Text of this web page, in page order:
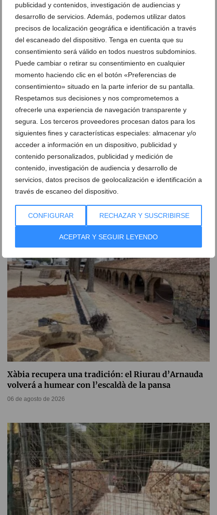
publicidad y contenidos, investigación de audiencias y
desarrollo de servicios. Además, podemos utilizar datos
precisos de localización geográfica e identificación a través
del escaneado del dispositivo. Tenga en cuenta que su
consentimiento será válido en todos nuestros subdominios.
Puede cambiar o retirar su consentimiento en cualquier
momento haciendo clic en el botón «Preferencias de
consentimiento» situado en la parte inferior de su pantalla.
Respetamos sus decisiones y nos comprometemos a
ofrecerle una experiencia de navegación transparente y
segura. Los terceros proveedores procesan datos para los
siguientes fines y características especiales: almacenar y/o
acceder a información en un dispositivo, publicidad y
contenido personalizados, publicidad y medición de
contenido, investigación de audiencia y desarrollo de
servicios, datos precisos de geolocalización e identificación a
través de escaneo del dispositivo.
CONFIGURAR RECHAZAR Y SUSCRIBIRSE
ACEPTAR Y SEGUIR LEYENDO
Un incendio en una parcela abandonada genera una
gran columna de humo en Xàbia
06 de agosto de 2026
El pesquero ‘El Terrible’ dice adiós al puerto de
Xàbia tras cinco años de abandono
06 de agosto de 2026
Xàbia recupera una tradición: el Riurau d’Arnauda
volverá a humear con l’escaldà de la pansa
06 de agosto de 2026